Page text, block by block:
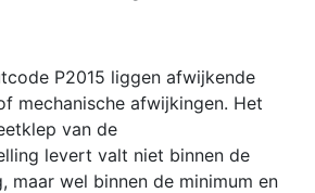
P2015 liggen afwijkende
mechanische afwijkingen. Het
van de
levert valt niet binnen de
maar wel binnen de minimum en